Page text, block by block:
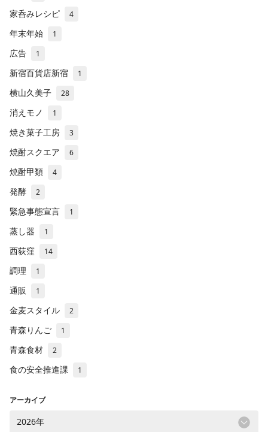
家呑みレシピ 4
年末年始 1
広告 1
新宿百貨店新宿 1
横山久美子 28
消えモノ 1
焼き菓子工房 3
焼酎スクエア 6
焼酎甲類 4
発酵 2
緊急事態宣言 1
蒸し器 1
西荻窪 14
調理 1
通販 1
金麦スタイル 2
青森りんご 1
青森食材 2
食の安全推進課 1
アーカイブ
2026年